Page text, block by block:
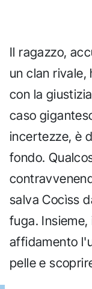
Il ragazzo,
un clan
con la
caso
incertezze, è
fondo.
salva Cocìss
fuga.
affidamento
pelle e